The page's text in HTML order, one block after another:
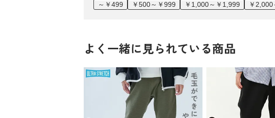
～￥499
￥500～￥999 ￥1,000～￥1,999 ￥2,000
よく一緒に見られている商品